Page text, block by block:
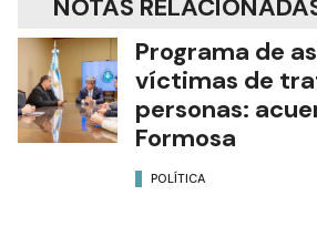
NOTAS
Programa de
víctimas de
personas:
Formosa
POLÍTICA